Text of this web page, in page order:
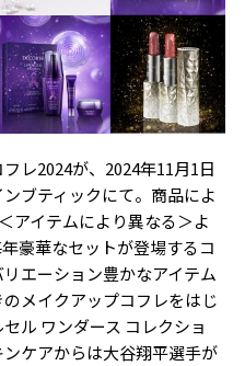
レ2024が、2024年11月1日
ブティックにて。商品によ
アイテムにより異なる＞よ
豪華なセットが登場するコ
エーション豊かなアイテム
メイクアップコフレをはじ
ル ワンダース コレクショ
ケアからは大谷翔平選手が